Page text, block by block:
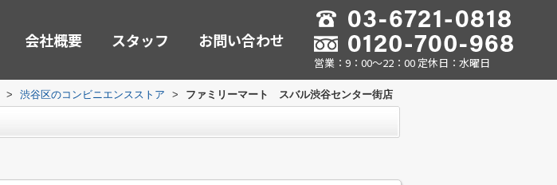
会社概要 スタッフ お問い合わせ
営業：9：00～22：00 定休日：水曜日
> 渋谷区のコンビニエンスストア > ファミリーマート スバル渋谷センター街店